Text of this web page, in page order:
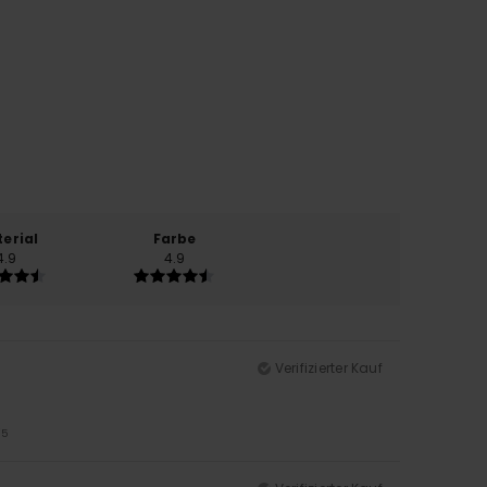
Farbe
4.9
Verifizierter Kauf